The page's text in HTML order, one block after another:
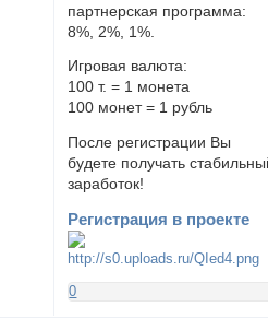
партнерская программа:
8%, 2%, 1%.
Игровая валюта:
100 т. = 1 монета
100 монет = 1 рубль
После регистрации Вы
будете получать
заработок!
Регистрация в проекте
0